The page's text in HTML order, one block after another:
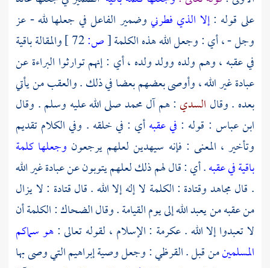
على قوله :إلا الذي فطرنيوضمير الفاعل في جعلها لله - عز
وجل - ، أي : وجعل الله هذه الكلمة[ص:
والمقالة باقية
في عقبه ، وهم ولده وولد ولده ، أي : إنهم توارثوا البراءة عن
عبادة غير الله ، وأوصى بعضهم بعضا في ذلك . والعقب من يأتي
بعده . وقال السدي : همآلمحمدصلى الله عليه وسلم . وقال
ابن عباس : قوله : في عقبهأي : في خلقه . وفي الكلام تقديم
وتأخير ، المعنى : فإنه سيهدين لعلهم يرجعون وجعلها كلمة
باقية في عقبه. أي : قال لهم ذلك لعلهم يتوبون عن عبادة غير الله
. قالمجاهدوقتادة : الكلمة لا إله إلا الله . قالقتادة : لا يزال
من عقبه من يعبد الله إلى يوم القيامة . وقالالضحاك: الكلمة أن
لا تعبدوا إلا الله .عكرمة : الإسلام ، لقوله تعالى :هو سماكم
المسلمينمن قبل .القرظي: وجعل وصيةإبراهيمالتي وصى بها